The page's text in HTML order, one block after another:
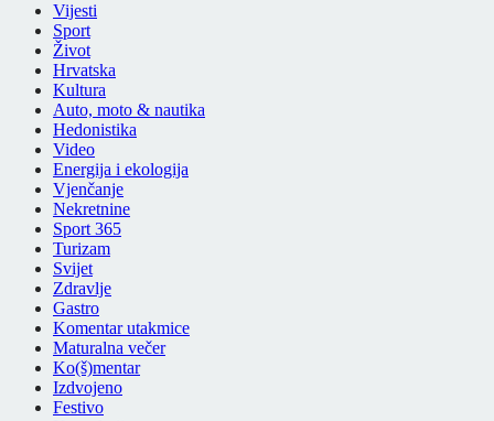
Vijesti
Sport
Život
Hrvatska
Kultura
Auto, moto & nautika
Hedonistika
Video
Energija i ekologija
Vjenčanje
Nekretnine
Sport 365
Turizam
Svijet
Zdravlje
Gastro
Komentar utakmice
Maturalna večer
Ko(š)mentar
Izdvojeno
Festivo